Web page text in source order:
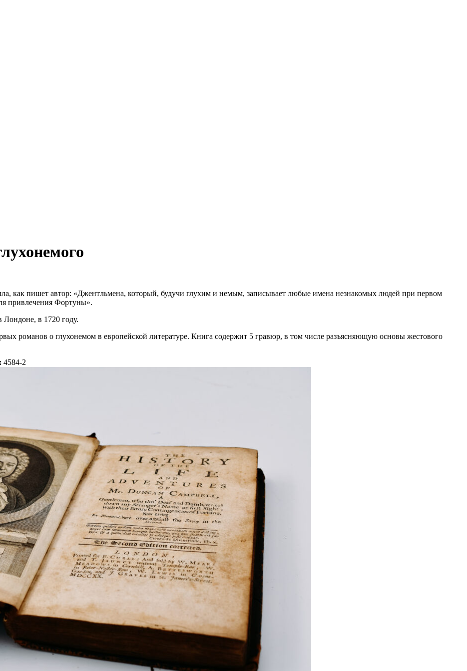
как пишет автор: «Джентльмена, который, будучи глухим и немым, записывает любые имена незнакомых людей при первом
привлечения Фортуны».
Лондоне, в 1720 году.
романов о глухонемом в европейской литературе. Книга содержит 5 гравюр, в том числе разъясняющую основы жестового
4584-2